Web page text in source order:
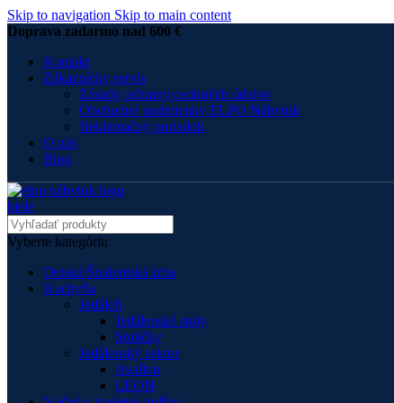
Skip to navigation Skip to main content
Doprava zadarmo nad 600 €
Kontakt
Zákaznícky servis
Zásady ochrany osobných údajov
Obchodné podmienky ELPO Nábytok
Reklamačný poriadok
O nás
Blog
Vyberte kategóriu
Detská/Študentská izba
Kuchyňa
Jedáleň
Jedálenské stoly
Stoličky
Jedálenský sektor
Avallon
LEON